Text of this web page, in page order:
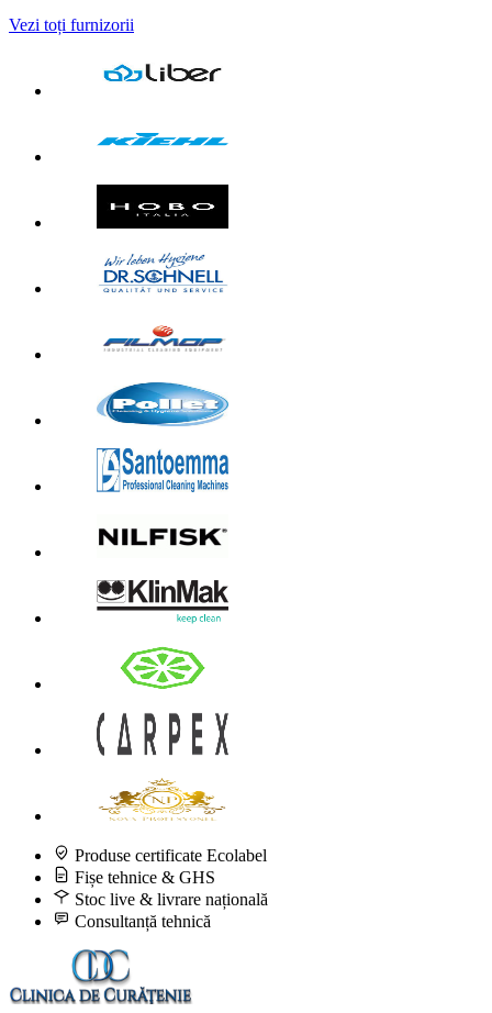
Vezi toți furnizorii
Produse certificate Ecolabel
Fișe tehnice & GHS
Stoc live & livrare națională
Consultanță tehnică